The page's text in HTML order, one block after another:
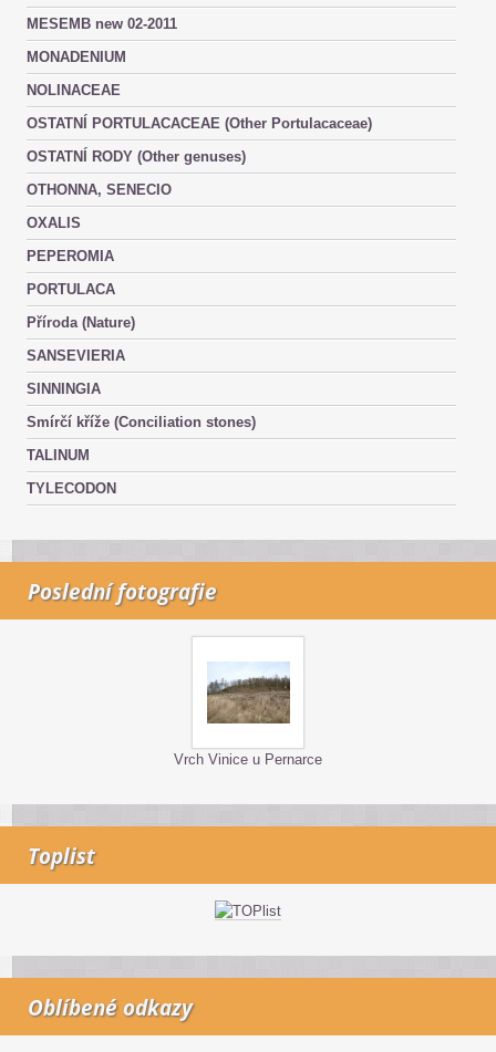
MESEMB new 02-2011
MONADENIUM
NOLINACEAE
OSTATNÍ PORTULACACEAE (Other Portulacaceae)
OSTATNÍ RODY (Other genuses)
OTHONNA, SENECIO
OXALIS
PEPEROMIA
PORTULACA
Příroda (Nature)
SANSEVIERIA
SINNINGIA
Smírčí kříže (Conciliation stones)
TALINUM
TYLECODON
Poslední fotografie
Vrch Vinice u Pernarce
Toplist
Oblíbené odkazy